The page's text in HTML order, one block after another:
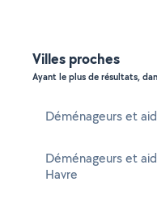
Villes proches
Ayant le plus de résultats,
Déménageurs et
Déménageurs et
Havre